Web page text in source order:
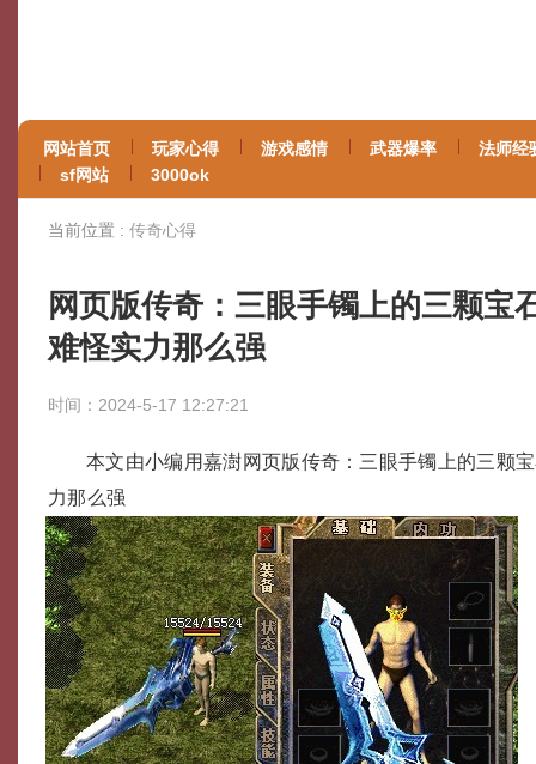
网站首页 玩家心得 游戏感情 武器爆率
法师经
sf网站
3000ok
当前位置 : 传奇心得
网页版传奇：三眼手镯上的三颗宝
难怪实力那么强
时间：2024-5-17 12:27:21
本文由小编用嘉澍网页版传奇：三眼手镯上的三颗
力那么强